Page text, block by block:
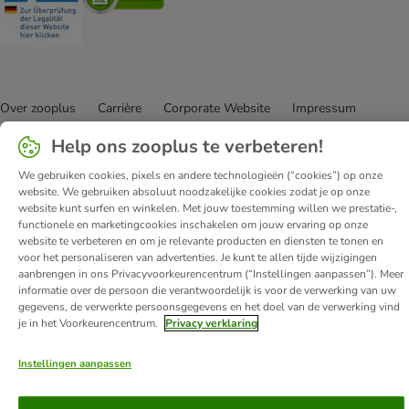
Over zooplus Carrière Corporate Website
Impressum
Algemene Voorwaarden
Hier de overeenkomst herroepen
Afval & Milieuvoorzieningen
Levertijd & Verzendkosten
Klantenservice
Betaalmethoden
Affiliate programma
Privacy Verklaring
Opt-out
Toegankelijkheidsverklaring
© zooplus SE 2026
Help ons zooplus te verbeteren!
We gebruiken cookies, pixels en andere technologieën (“cookies”) op onze
website. We gebruiken absoluut noodzakelijke cookies zodat je op onze
website kunt surfen en winkelen. Met jouw toestemming willen we prestatie-,
functionele en marketingcookies inschakelen om jouw ervaring op onze
website te verbeteren en om je relevante producten en diensten te tonen en
voor het personaliseren van advertenties. Je kunt te allen tijde wijzigingen
aanbrengen in ons Privacyvoorkeurencentrum (“Instellingen aanpassen”). Meer
informatie over de persoon die verantwoordelijk is voor de verwerking van uw
gegevens, de verwerkte persoonsgegevens en het doel van de verwerking vind
je in het Voorkeurencentrum.
Privacy verklaring
Instellingen aanpassen